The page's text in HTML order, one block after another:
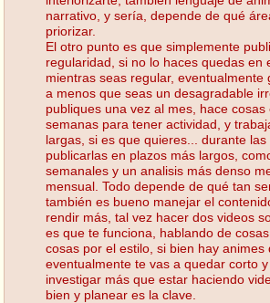
narrativo, y sería, depende de qué
priorizar.
El otro punto es que simplemente
regularidad, si no lo haces quedas en
mientras seas regular, eventualmente
a menos que seas un desagradable
publiques una vez al mes, hace cosas
semanas para tener actividad, y
largas, si es que quieres... durante
publicarlas en plazos más largos,
semanales y un analisis más denso
mensual. Todo depende de qué tan
también es bueno manejar el
rendir más, tal vez hacer dos videos
es que te funciona, hablando de
cosas por el estilo, si bien hay animes
eventualmente te vas a quedar corto
investigar más que estar haciendo
bien y planear es la clave.